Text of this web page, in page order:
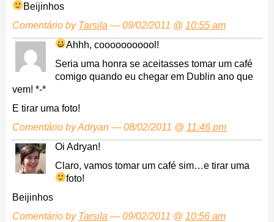
Beijinhos
Comentário by Tarsila — 09/02/2011 @ 10:55 am
Ahhh, cooooooooool!
Seria uma honra se aceitasses tomar um café
comigo quando eu chegar em Dublin ano que
vem! *-*
E tirar uma foto!
Comentário by Adryan — 08/02/2011 @ 11:46 pm
Oi Adryan!
Claro, vamos tomar um café sim…e tirar uma
foto!
Beijinhos
Comentário by Tarsila — 09/02/2011 @ 10:56 am